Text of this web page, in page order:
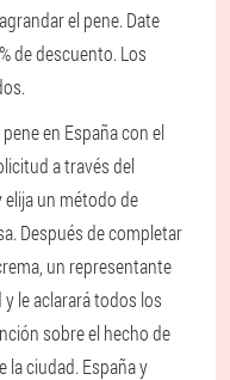
el pene. Date
de descuento. Los
en España con el
a través del
un método de
Después de completar
un representante
le aclarará todos los
sobre el hecho de
la ciudad. España y